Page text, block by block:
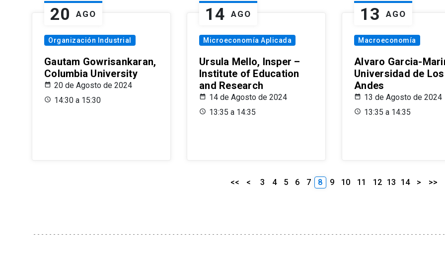
20 AGO
Organización Industrial
Gautam Gowrisankaran,
Columbia University
20 de Agosto de 2024
14:30 a 15:30
14 AGO
Microeconomía Aplicada
Ursula Mello, Insper –
Institute of Education
and Research
14 de Agosto de 2024
13:35 a 14:35
13 AGO
Macroeconomía
Alvaro Garcia-
Universidad de Los
Andes
13 de Agosto de 2024
13:35 a 14:35
<< < 3 4 5 6 7 8 9 10 11 12 13 14 > >>